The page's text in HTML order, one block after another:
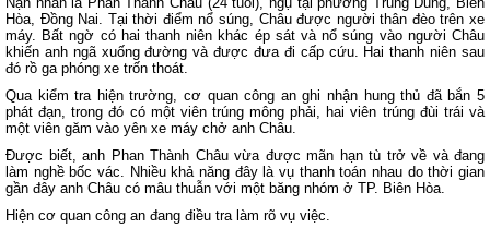
Hòa, Đồng Nai. Tại thời điểm nổ súng, Châu được người thân đèo trên xe
máy. Bất ngờ có hai thanh niên khác ép sát và nổ súng vào người Châu
khiến anh ngã xuống đường và được đưa đi cấp cứu. Hai thanh niên sau
đó rồ ga phóng xe trốn thoát.
Qua kiểm tra hiện trường, cơ quan công an ghi nhận hung thủ đã bắn 5
phát đạn, trong đó có một viên trúng mông phải, hai viên trúng đùi trái và
một viên găm vào yên xe máy chở anh Châu.
Được biết, anh Phan Thành Châu vừa được mãn hạn tù trở về và đang
làm nghề bốc vác. Nhiều khả năng đây là vụ thanh toán nhau do thời gian
gần đây anh Châu có mâu thuẫn với một băng nhóm ở TP. Biên Hòa.
Hiện cơ quan công an đang điều tra làm rõ vụ việc.